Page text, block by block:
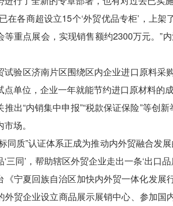
在各商超设立15个‘外贸优品专柜’，上
等重点展会，实现销售额约2300万元。”
试验区济南片区围绕区内企业进口原料
单位，企业一年就能节约进口原材料的成
推出“内销集中申报”“税款保证保险”等创
场。
同质”认证体系正成为推动内外贸融合发
三同’，帮助辖区外贸企业走出一条‘出口
《宁夏回族自治区加快内外贸一体化发
外贸企业设立商品展示展销中心、参加